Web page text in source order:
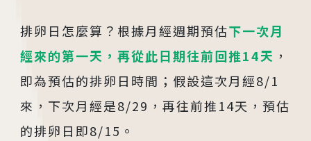
排卵日怎麼算？根據月經週期預估下一次月
經來的第一天，再從此日期往前回推14天 ，
即為預估的排卵日時間；假設這次月經8/1
來，下次月經是8/29，再往前推14天，預估
的排卵日即8/15。